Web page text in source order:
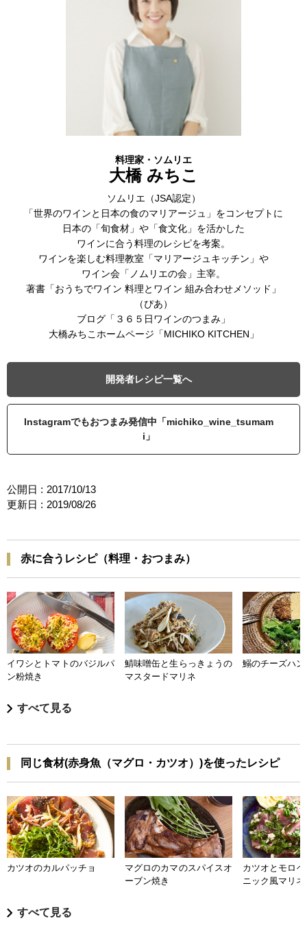
料理家・ソムリエ
大橋 みちこ
ソムリエ（JSA認定）
「世界のワインと日本の食のマリアージュ」をコンセプトに
日本の「旬食材」や「食文化」を活かした
ワインに合う料理のレシピを考案。
ワインを楽しむ料理教室「マリアージュキッチン」や
ワイン会「ノムリエの会」主宰。
著書「おうちでワイン 料理とワイン 組み合わせメソッド」
（ぴあ）
ブログ「３６５日ワインのつまみ」
大橋みちこホームページ「MICHIKO KITCHEN」
開発者レシピ一覧へ
Instagramでもおつまみ発信中「michiko_wine_tsumam
i」
公開日 : 2017/10/13
更新日 : 2019/08/26
赤に合うレシピ（料理・おつまみ）
イワシとトマトのバジルパ
ン粉焼き
鯖味噌缶と生らっきょうの
マスタードマリネ
鰯のチーズハン
すべて見る
同じ食材(赤身魚（マグロ・カツオ）)を使ったレシピ
カツオのカルパッチョ
マグロのカマのスパイスオ
ーブン焼き
カツオとモロ
ニック風マリネ
すべて見る